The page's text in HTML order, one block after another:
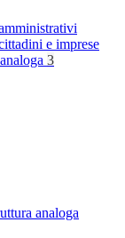
e imprese
3
analoga